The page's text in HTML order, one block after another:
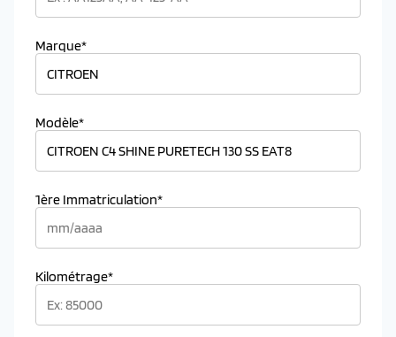
Marque*
Modèle*
1ère Immatriculation*
Kilométrage*